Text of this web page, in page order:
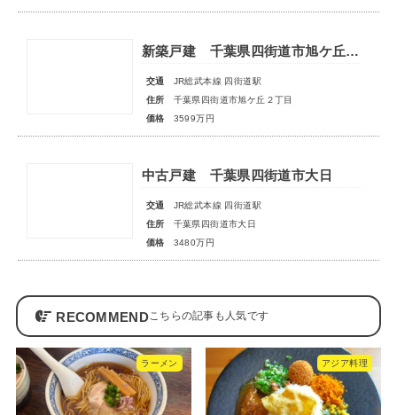
新築戸建 千葉県四街道市旭ケ丘２丁目
交通
JR総武本線 四街道駅
住所
千葉県四街道市旭ケ丘２丁目
価格
3599万円
中古戸建 千葉県四街道市大日
交通
JR総武本線 四街道駅
住所
千葉県四街道市大日
価格
3480万円
RECOMMEND
ラーメン アジア料理